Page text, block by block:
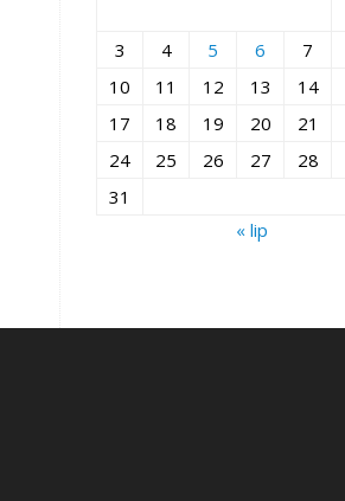
3
4 5 6 7
10
11 12 13 14
17
18 19 20 21
24
25 26 27 28
31
« lip